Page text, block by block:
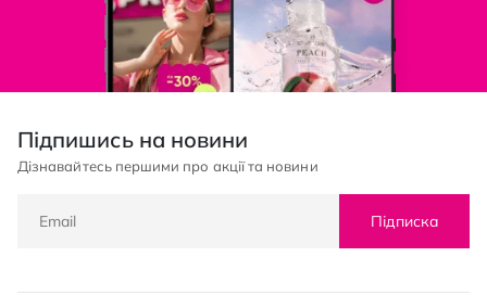
Підпишись на новини
Дізнавайтесь першими про акції та новини
Підписка